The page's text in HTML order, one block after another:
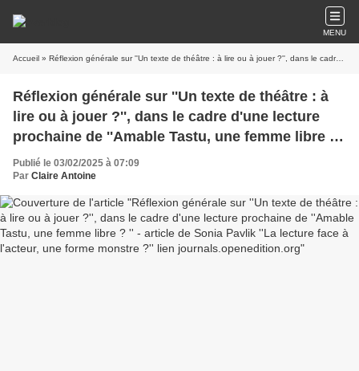
MENU
Accueil » Réflexion générale sur ''Un texte de théâtre : à lire ou à jouer ?'', dans le cadre d'une lecture prochaine de ''Amable Tastu, une femme libre ? '' - article de Sonia Pavlik ''La lecture face à l'acteur, une forme monstre ?'' lien journals.openedition.org
Réflexion générale sur ''Un texte de théâtre : à
lire ou à jouer ?'', dans le cadre d'une lecture
prochaine de ''Amable Tastu, une femme libre ?
'' - article de Sonia Pavlik ''La lecture face à
l'acteur, une forme monstre ?'' lien
journals.openedition.org
Publié le 03/02/2025 à 07:09
Par Claire Antoine